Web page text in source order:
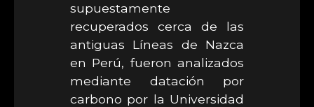
supuestamente
recuperados cerca de las
antiguas Líneas de Nazca
en Perú, fueron analizados
mediante datación por
carbono por la Universidad